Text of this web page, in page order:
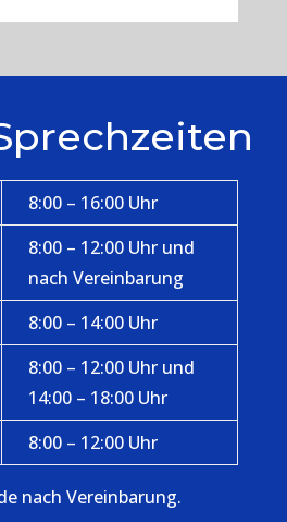
8:00 – 16:00 Uhr
8:00 – 12:00 Uhr und
nach Vereinbarung
8:00 – 14:00 Uhr
8:00 – 12:00 Uhr und
14:00 – 18:00 Uhr
8:00 – 12:00 Uhr
nach Vereinbarung.